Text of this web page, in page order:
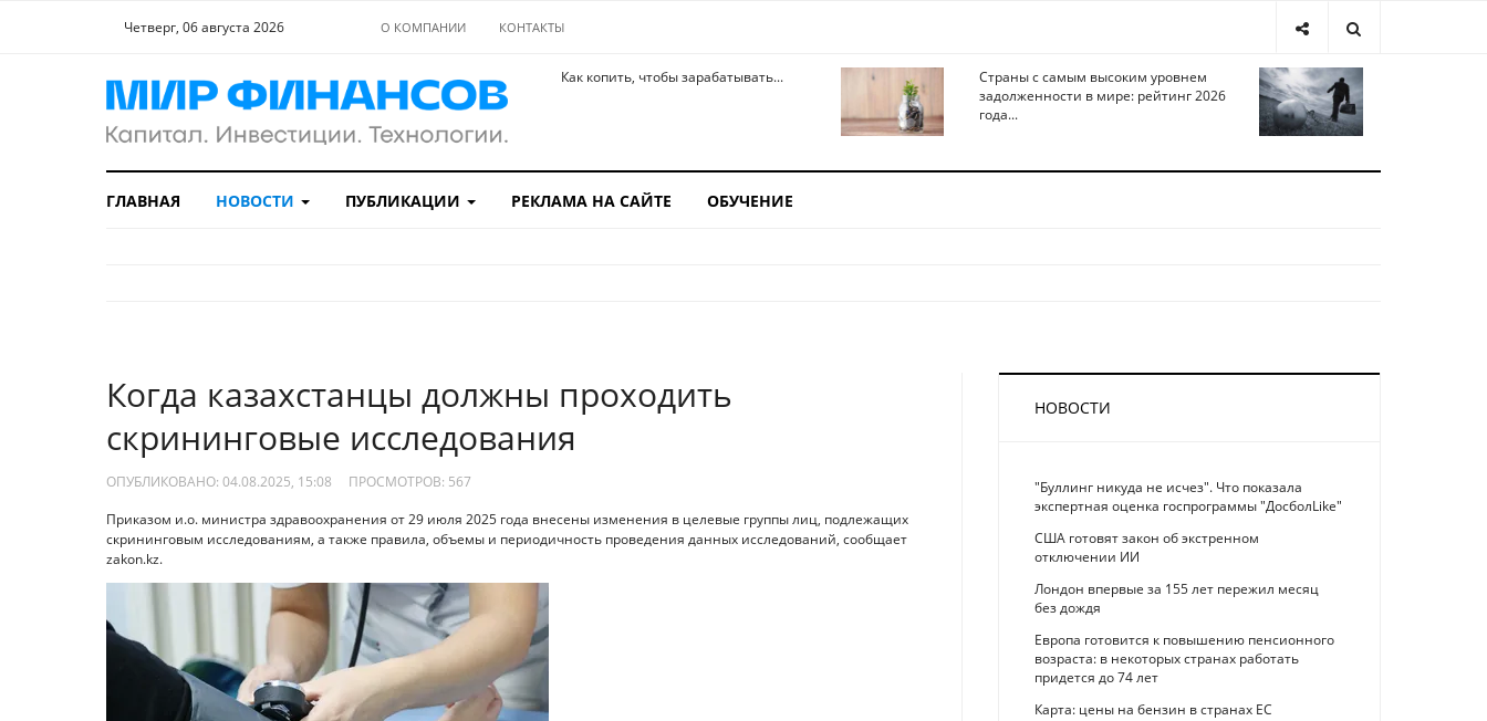
Четверг, 06 августа 2026 О КОМПАНИИ КОНТАКТЫ
Как копить, чтобы зарабатывать...
Страны с самым высоким уровнем
задолженности в мире: рейтинг 2026
года...
ГЛАВНАЯ НОВОСТИ ПУБЛИКАЦИИ РЕКЛАМА НА САЙТЕ ОБУЧЕНИЕ
Когда казахстанцы должны проходить
скрининговые исследования
ОПУБЛИКОВАНО: 04.08.2025, 15:08 ПРОСМОТРОВ: 567
Приказом и.о. министра здравоохранения от 29 июля 2025 года внесены изменения в целевые группы лиц, подлежащих
скрининговым исследованиям, а также правила, объемы и периодичность проведения данных исследований, сообщает
zakon.kz.
НОВОСТИ
"Буллинг никуда не исчез". Что показала
экспертная оценка госпрограммы "ДосболLike"
США готовят закон об экстренном
отключении ИИ
Лондон впервые за 155 лет пережил месяц
без дождя
Европа готовится к повышению пенсионного
возраста: в некоторых странах работать
придется до 74 лет
Карта: цены на бензин в странах ЕС